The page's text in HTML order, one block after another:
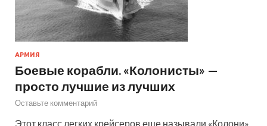
АРМИЯ
Боевые корабли. «Колонисты» —
просто лучшие из лучших
Оставьте комментарий
Этот класс легких крейсеров еще называли «Колони».